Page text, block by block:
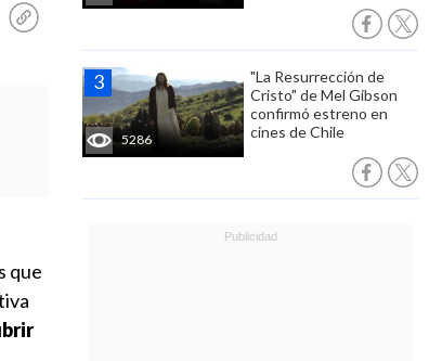
5286
"La Resurrección de
Cristo" de Mel Gibson
confirmó estreno en
cines de Chile
que